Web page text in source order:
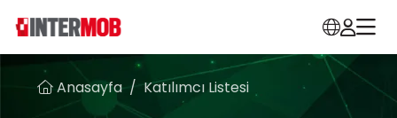
Anasayfa Katılımcı Listesi